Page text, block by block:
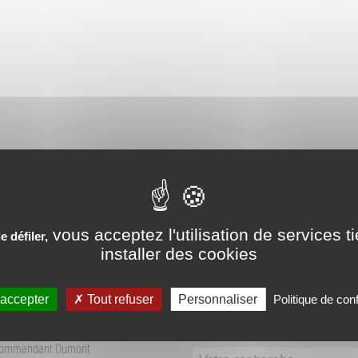
VÉCUES AUX
Dumont
défiler, vous acceptez l'utilisation de services
installer des cookies
Tout refuser Personnaliser Politique de